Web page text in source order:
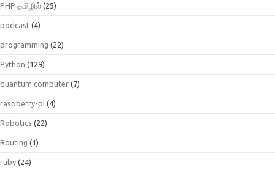
PHP தமிழில் (25)
podcast (4)
programming (22)
Python (129)
quantum.computer (7)
raspberry-pi (4)
Robotics (22)
Routing (1)
ruby (24)